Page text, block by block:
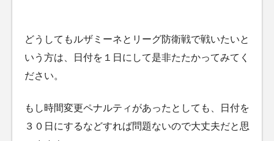
どうしてもルザミーネとリーグ防衛戦で戦いたいと
いう方は、日付を１日にして是非たたかってみてく
ださい。
もし時間変更ペナルティがあったとしても、日付を
３０日にするなどすれば問題ないので大丈夫だと思